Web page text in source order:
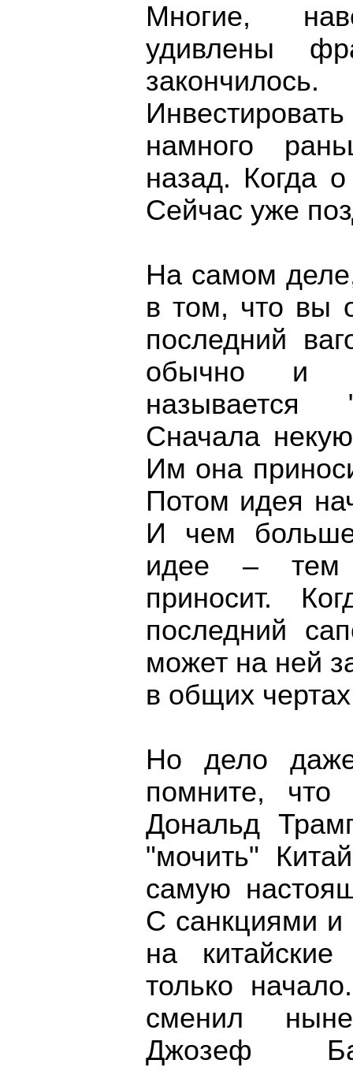
Многие,
удивлены
намного
назад. Когда
Сейчас уже
На самом
в том, что вы
последний
обычно и
называется
Сначала
Им она
Потом идея
И чем
идее – тем
приносит.
последний
может на ней
в общих
Но дело
помните,
Дональд
"мочить"
самую
С санкциями
на
только
сменил
Джозеф